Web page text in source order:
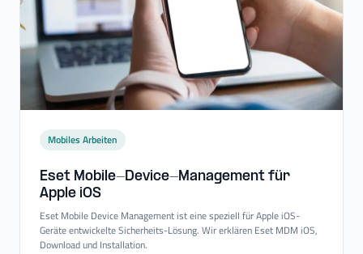
Mobiles Arbeiten
Eset Mobile-​Device-​Management für
Apple iOS
Eset Mobile Device Management ist eine speziell für Apple iOS-
Geräte entwickelte Sicherheits-Lösung. Wir erklären Eset MDM iOS,
Download und Installation.